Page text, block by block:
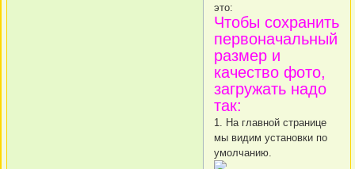
это:
Чтобы сохранить
первоначальный
размер и
качество фото,
загружать надо
так:
1. На главной странице
мы видим установки по
умолчанию.